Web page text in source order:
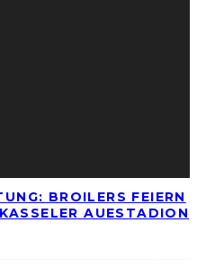
BROILERS FEIERN
AUESTADION